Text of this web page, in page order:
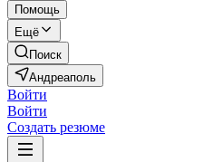
Помощь
Ещё
Поиск
Андреаполь
Войти
Войти
Создать резюме